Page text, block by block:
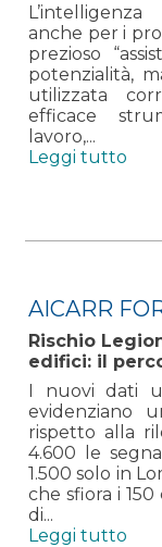
anche per i
prezioso
potenzialità,
utilizzata
efficace
lavoro,...
Leggi tutto
AICARR
Rischio
edifici: il
I nuovi dati
evidenziano
rispetto alla
4.600 le
1.500 solo in
che sfiora i
di...
Leggi tutto